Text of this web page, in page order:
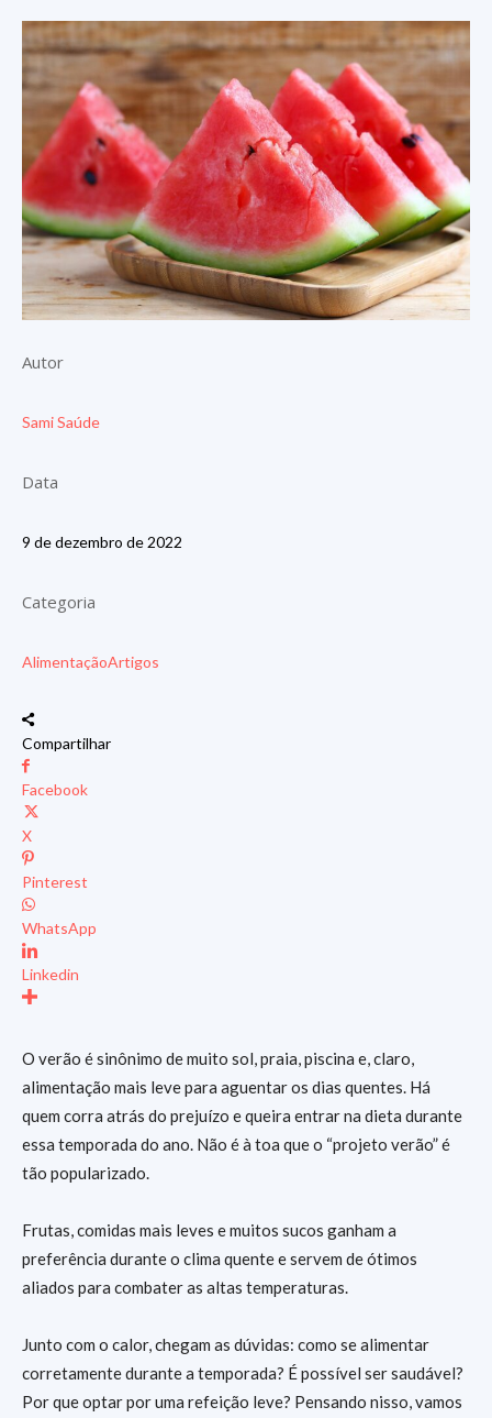
Autor
Sami Saúde
Data
9 de dezembro de 2022
Categoria
AlimentaçãoArtigos
Compartilhar
Facebook
X
Pinterest
WhatsApp
Linkedin
O verão é sinônimo de muito sol, praia, piscina e, claro,
alimentação mais leve para aguentar os dias quentes. Há
quem corra atrás do prejuízo e queira entrar na dieta durante
essa temporada do ano. Não é à toa que o “projeto verão” é
tão popularizado.
Frutas, comidas mais leves e muitos sucos ganham a
preferência durante o clima quente e servem de ótimos
aliados para combater as altas temperaturas.
Junto com o calor, chegam as dúvidas: como se alimentar
corretamente durante a temporada? É possível ser saudável?
Por que optar por uma refeição leve? Pensando nisso, vamos